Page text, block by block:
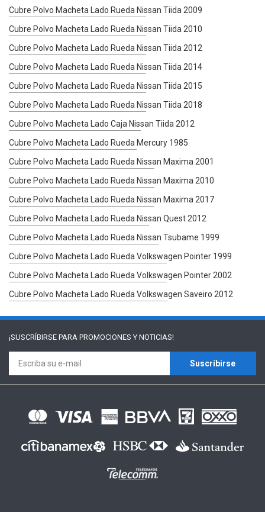
Cubre Polvo Macheta Lado Rueda Nissan Tiida 2009
Cubre Polvo Macheta Lado Rueda Nissan Tiida 2010
Cubre Polvo Macheta Lado Rueda Nissan Tiida 2012
Cubre Polvo Macheta Lado Rueda Nissan Tiida 2014
Cubre Polvo Macheta Lado Rueda Nissan Tiida 2015
Cubre Polvo Macheta Lado Rueda Nissan Tiida 2018
Cubre Polvo Macheta Lado Caja Nissan Tiida 2012
Cubre Polvo Macheta Lado Rueda Mercury 1985
Cubre Polvo Macheta Lado Rueda Nissan Maxima 2001
Cubre Polvo Macheta Lado Rueda Nissan Maxima 2010
Cubre Polvo Macheta Lado Rueda Nissan Maxima 2017
Cubre Polvo Macheta Lado Rueda Nissan Quest 2012
Cubre Polvo Macheta Lado Rueda Nissan Tsubame 1999
Cubre Polvo Macheta Lado Rueda Volkswagen Pointer 1999
Cubre Polvo Macheta Lado Rueda Volkswagen Pointer 2002
Cubre Polvo Macheta Lado Rueda Volkswagen Saveiro 2012
¡SUSCRÍBIRSE PARA PROMOCIONES Y NOTICIAS!
Suscríbirse